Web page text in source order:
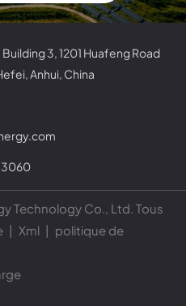
3, 1201 Huafeng Road
Anhui, China
3060
Technology Co., Ltd. Tous
| Xml | politique de